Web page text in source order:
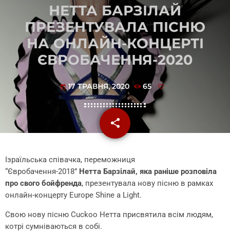
НЕТТА БАРЗІЛАЙ
ПРЕЗЕНТУВАЛА ПІСНЮ
НА ОНЛАЙН-КОНЦЕРТІ
ЄВРОБАЧЕННЯ-2020
today 17 ТРАВНЯ, 2020 65
share
email
Ізраїльська співачка, переможниця
“Євробачення-2018” Нетта Барзілай, яка раніше розповіла
про свого бойфренда, презентувала нову пісню в рамках
онлайн-концерту Europe Shine a Light.
Свою нову пісню Cuckoo Нетта присвятила всім людям,
котрі сумніваються в собі.